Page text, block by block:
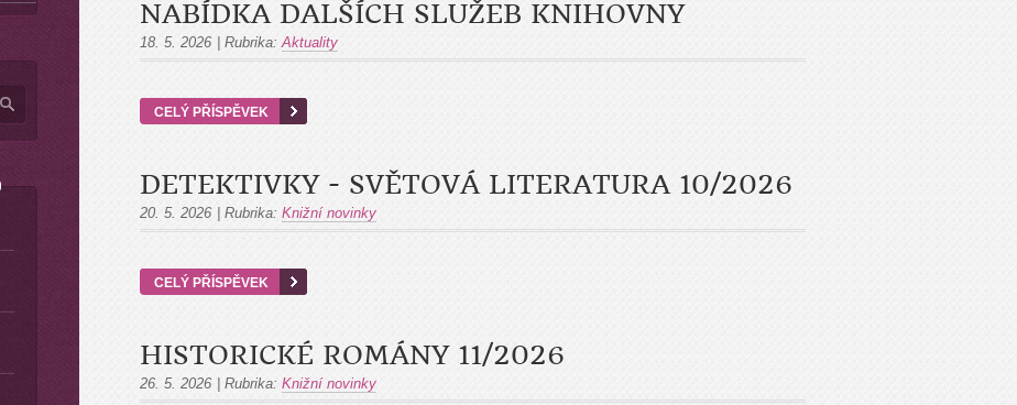
NABÍDKA DALŠÍCH SLUŽEB KNIHOVNY
18. 5. 2026 Rubrika: Aktuality
CELÝ PŘÍSPĚVEK
DETEKTIVKY - SVĚTOVÁ LITERATURA 10/2026
20. 5. 2026 Rubrika: Knižní novinky
CELÝ PŘÍSPĚVEK
HISTORICKÉ ROMÁNY 11/2026
26. 5. 2026 Rubrika: Knižní novinky